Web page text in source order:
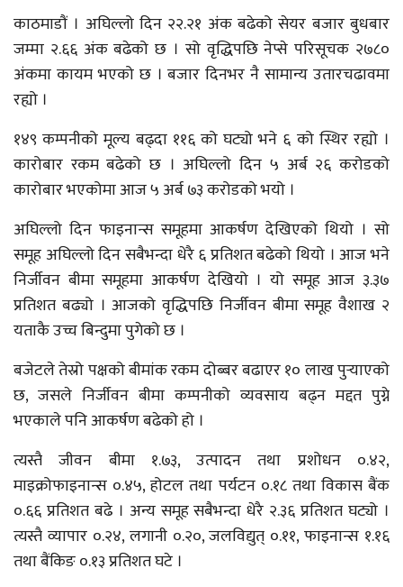
काठमाडौं । अघिल्लो दिन २२.२१ अंक बढेको सेयर बजार बुधबार
जम्मा २.६६ अंक बढेको छ । सो वृद्धिपछि नेप्से परिसूचक २७८०
अंकमा कायम भएको छ । बजार दिनभर नै सामान्य उतारचढावमा
रह्यो ।
१४९ कम्पनीको मूल्य बढ्दा ११६ को घट्यो भने ६ को स्थिर रह्यो ।
कारोबार रकम बढेको छ । अघिल्लो दिन ५ अर्ब २६ करोडको
कारोबार भएकोमा आज ५ अर्ब ७३ करोडको भयो ।
अघिल्लो दिन फाइनान्स समूहमा आकर्षण देखिएको थियो । सो
समूह अघिल्लो दिन सबैभन्दा धेरै ६ प्रतिशत बढेको थियो । आज भने
निर्जीवन बीमा समूहमा आकर्षण देखियो । यो समूह आज ३.३७
प्रतिशत बढ्यो । आजको वृद्धिपछि निर्जीवन बीमा समूह वैशाख २
यताकै उच्च बिन्दुमा पुगेको छ ।
बजेटले तेस्रो पक्षको बीमांक रकम दोब्बर बढाएर १० लाख पुर्‍याएको
छ, जसले निर्जीवन बीमा कम्पनीको व्यवसाय बढ्न मद्दत पुग्ने
भएकाले पनि आकर्षण बढेको हो ।
त्यस्तै जीवन बीमा १.७३, उत्पादन तथा प्रशोधन ०.४२,
माइक्रोफाइनान्स ०.४५, होटल तथा पर्यटन ०.१८ तथा विकास बैंक
०.६६ प्रतिशत बढे । अन्य समूह सबैभन्दा धेरै २.३६ प्रतिशत घट्यो ।
त्यस्तै व्यापार ०.२४, लगानी ०.२०, जलविद्युत् ०.११, फाइनान्स १.१६
तथा बैंकिङ ०.१३ प्रतिशत घटे ।